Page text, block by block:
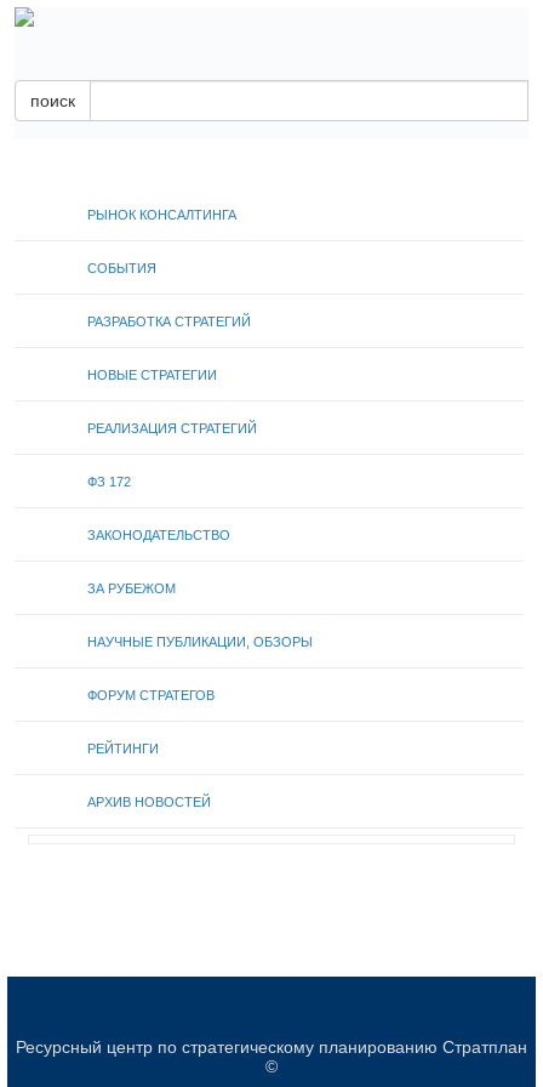
поиск
РЫНОК КОНСАЛТИНГА
СОБЫТИЯ
РАЗРАБОТКА СТРАТЕГИЙ
НОВЫЕ СТРАТЕГИИ
РЕАЛИЗАЦИЯ СТРАТЕГИЙ
ФЗ 172
ЗАКОНОДАТЕЛЬСТВО
ЗА РУБЕЖОМ
НАУЧНЫЕ ПУБЛИКАЦИИ, ОБЗОРЫ
ФОРУМ СТРАТЕГОВ
РЕЙТИНГИ
АРХИВ НОВОСТЕЙ
Ресурсный центр по стратегическому планированию Стратплан
©